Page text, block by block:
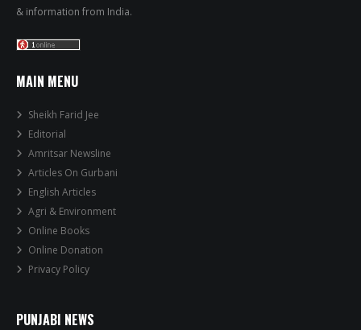
& information from India.
MAIN MENU
Sheikh Farid Jee
Editorial
Amritsar Newsline
Articles On Gurbani
English Articles
Agri & Environment
Online Books
Online Donation
Privacy Policy
PUNJABI NEWS